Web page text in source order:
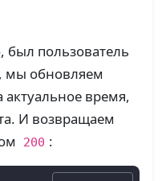
был пользователь
мы обновляем
актуальное время,
И возвращаем
200 :